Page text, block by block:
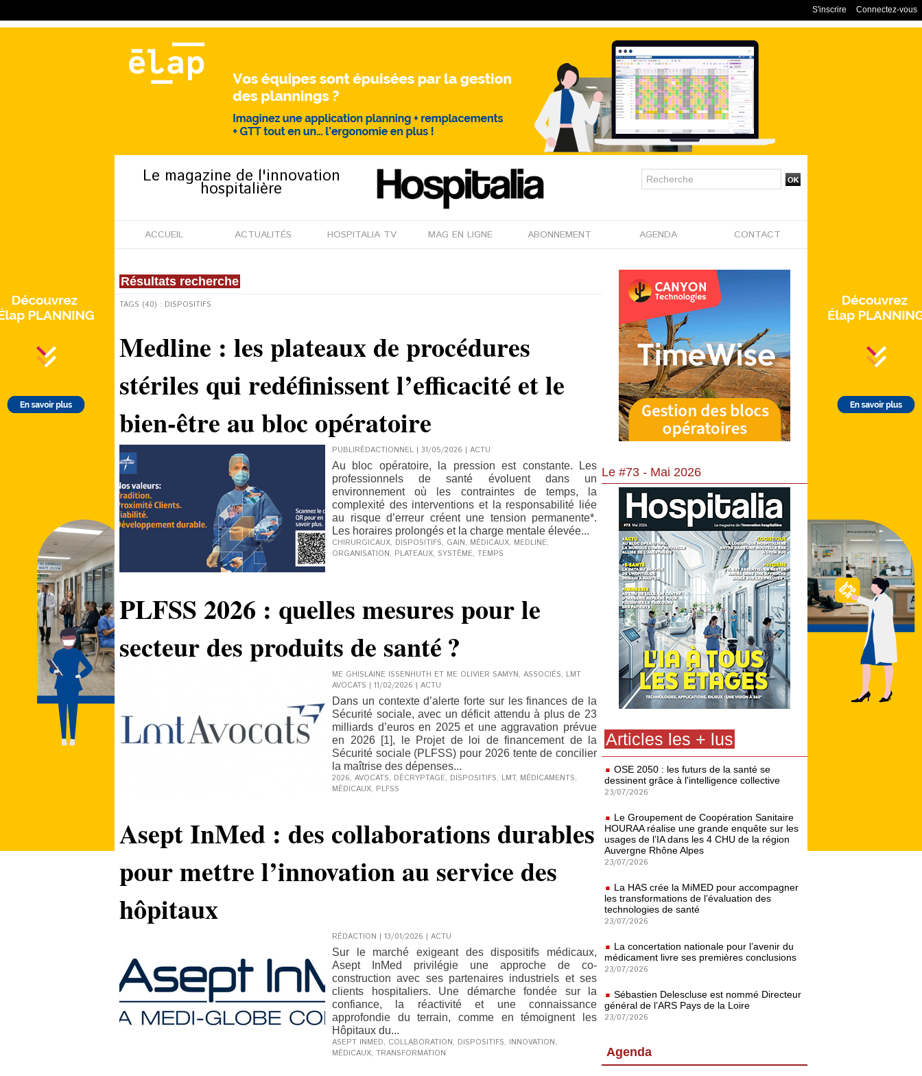
Connectez-vous
S'inscrire
Le magazine de l'innovation
hospitalière
ACCUEIL ACTUALITÉS HOSPITALIA TV MAG EN LIGNE ABONNEMENT AGENDA CONTACT
Résultats recherche
TAGS (40) : DISPOSITIFS
Medline : les plateaux de procédures
stériles qui redéfinissent l’efficacité et le
bien-être au bloc opératoire
PUBLIRÉDACTIONNEL | 31/05/2026 | ACTU
Au bloc opératoire, la pression est constante. Les
professionnels de santé évoluent dans un
environnement où les contraintes de temps, la
complexité des interventions et la responsabilité liée
au risque d’erreur créent une tension permanente*.
Les horaires prolongés et la charge mentale élevée...
CHIRURGICAUX, DISPOSITIFS, GAIN, MÉDICAUX, MEDLINE,
ORGANISATION, PLATEAUX, SYSTÈME, TEMPS
PLFSS 2026 : quelles mesures pour le
secteur des produits de santé ?
ME GHISLAINE ISSENHUTH ET ME OLIVIER SAMYN, ASSOCIÉS, LMT
AVOCATS | 11/02/2026 | ACTU
Dans un contexte d’alerte forte sur les finances de la
Sécurité sociale, avec un déficit attendu à plus de 23
milliards d’euros en 2025 et une aggravation prévue
en 2026 [1], le Projet de loi de financement de la
Sécurité sociale (PLFSS) pour 2026 tente de concilier
la maîtrise des dépenses...
2026, AVOCATS, DÉCRYPTAGE, DISPOSITIFS, LMT, MÉDICAMENTS,
MÉDICAUX, PLFSS
Asept InMed : des collaborations durables
pour mettre l’innovation au service des
hôpitaux
RÉDACTION | 13/01/2026 | ACTU
Sur le marché exigeant des dispositifs médicaux,
Asept InMed privilégie une approche de co-
construction avec ses partenaires industriels et ses
clients hospitaliers. Une démarche fondée sur la
confiance, la réactivité et une connaissance
approfondie du terrain, comme en témoignent les
Hôpitaux du...
ASEPT INMED, COLLABORATION, DISPOSITIFS, INNOVATION,
MÉDICAUX, TRANSFORMATION
Le #73 - Mai 2026
Articles les + lus
OSE 2050 : les futurs de la santé se
dessinent grâce à l'intelligence collective
23/07/2026
Le Groupement de Coopération Sanitaire
HOURAA réalise une grande enquête sur les
usages de l’IA dans les 4 CHU de la région
Auvergne Rhône Alpes
23/07/2026
La HAS crée la MiMED pour accompagner
les transformations de l’évaluation des
technologies de santé
23/07/2026
La concertation nationale pour l’avenir du
médicament livre ses premières conclusions
23/07/2026
Sébastien Delescluse est nommé Directeur
général de l’ARS Pays de la Loire
23/07/2026
Agenda